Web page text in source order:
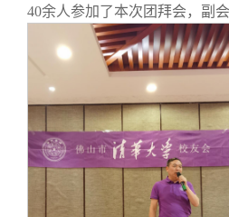
兴趣群体
西南联大校友会
捐赠方法
义工计划
我要订阅
新媒体平台
清华故事
青春风采
校友文苑
校友讲坛
终身学习
信息化服务
三创大赛
实用信息
校友总会
总会简介
会长致辞
总会章程
关闭
40余人参加了本次团拜会，副